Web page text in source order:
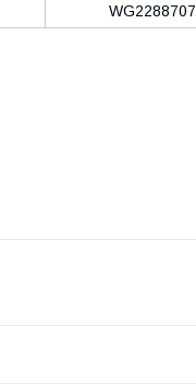
WG2288707